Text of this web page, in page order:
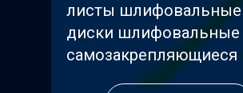
листы шлифовальные
диски шлифовальные
самозакрепляющиеся